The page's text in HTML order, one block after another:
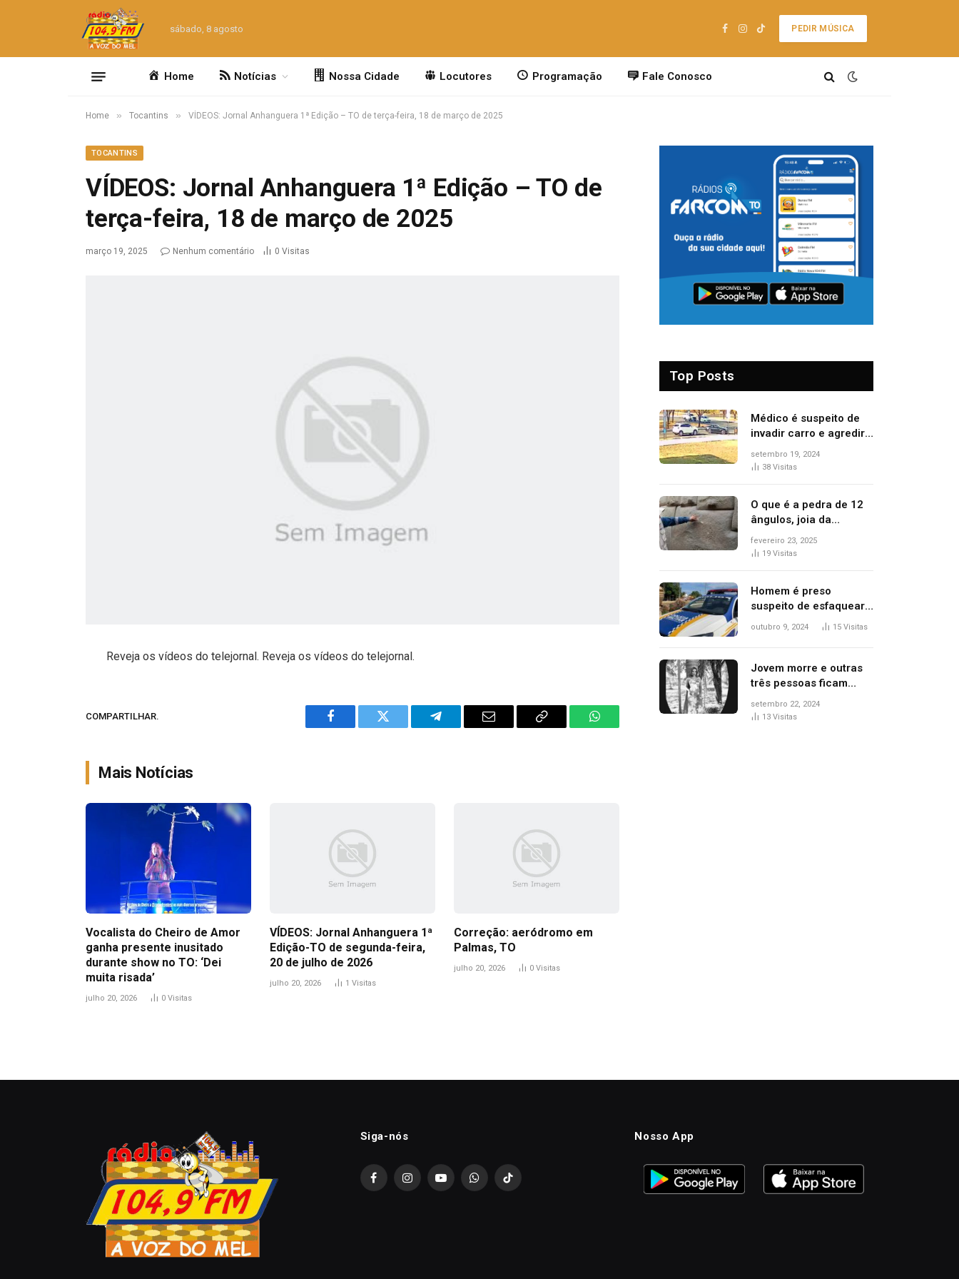
sábado, 8 agosto
Facebook
Instagram
TikTok
PEDIR MÚSICA
Home Notícias Nossa Cidade Locutores Programação Fale Conosco
Home » Tocantins » VÍDEOS: Jornal Anhanguera 1ª Edição – TO de terça-feira, 18 de março de 2025
TOCANTINS
VÍDEOS: Jornal Anhanguera 1ª Edição – TO de
terça-feira, 18 de março de 2025
março 19, 2025 Nenhum comentário 0 Visitas
Reveja os vídeos do telejornal. Reveja os vídeos do telejornal.
COMPARTILHAR.
Facebook Twitter Telegram Email
Copy
WhatsApp
Mais Notícias
Vocalista do Cheiro de Amor
ganha presente inusitado
durante show no TO: ‘Dei
muita risada’
julho 20, 2026 0 Visitas
VÍDEOS: Jornal Anhanguera 1ª
Edição-TO de segunda-feira,
20 de julho de 2026
julho 20, 2026 1 Visitas
Correção: aeródromo em
Palmas, TO
julho 20, 2026 0 Visitas
Top Posts
Médico é suspeito de
invadir carro e agredir
delegado aposentado
durante confusão no
setembro 19, 2024
38 Visitas
O que é a pedra de 12
ângulos, joia da
arquitetura inca
vandalizada de forma
fevereiro 23, 2025
19 Visitas
Homem é preso
suspeito de esfaquear
mulher no peito após
outubro 9, 2024 15 Visitas
Jovem morre e outras
três pessoas ficam
feridas após carro
capotar
setembro 22, 2024
13 Visitas
Siga-nós
FacebookInstagramYouTubeWhatsAppTikTok
Nosso App